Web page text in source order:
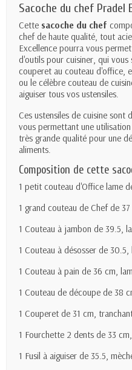
Sacoche du chef Pradel
Cette sacoche du chef
chef de haute qualité, tout
Excellence pourra vous
d'outils pour cuisiner, qui
couperet au couteau d'office,
ou le célèbre couteau de
aiguiser tous vos ustensiles.
Ces ustensiles de cuisine sont
vous permettant une
très grande qualité pour une
aliments.
Composition de cette
1 petit couteau d'Office lame
1 grand couteau de Chef de
1 Couteau à jambon de 39.5,
1 Couteau à désosser de 30.5,
1 Couteau à pain de 36 cm,
1 Couteau de découpe de 38
1 Couperet de 31 cm,
1 Fourchette 2 dents de 33
1 Fusil à aiguiser de 35.5,